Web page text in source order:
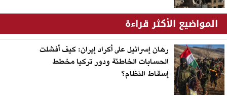
المواضيع الأكثر قراءة
رهان إسرائيل على أكراد إيران: كيف أفشلت
الحسابات الخاطئة ودور تركيا مخطط
إسقاط النظام؟